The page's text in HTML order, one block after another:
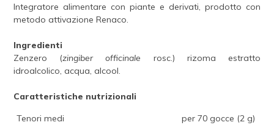
Integratore alimentare con piante e derivati, prodotto con
metodo attivazione Renaco.
Ingredienti
Zenzero (zingiber officinale rosc.) rizoma estratto
idroalcolico, acqua, alcool.
Caratteristiche nutrizionali
Tenori medi
per 70 gocce (2 g)